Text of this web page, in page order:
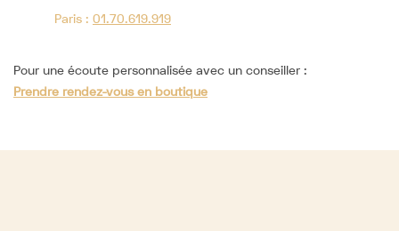
Paris : 01.70.619.919
Pour une écoute personnalisée avec un conseiller :
Prendre rendez-vous en boutique